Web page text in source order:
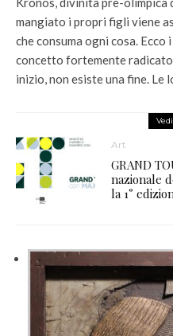
mangiato i propri figli viene
che consuma ogni cosa.
concetto fortemente radicato
inizio, non esiste una fine. Le
Art
GRAND
nazionale
la 1°